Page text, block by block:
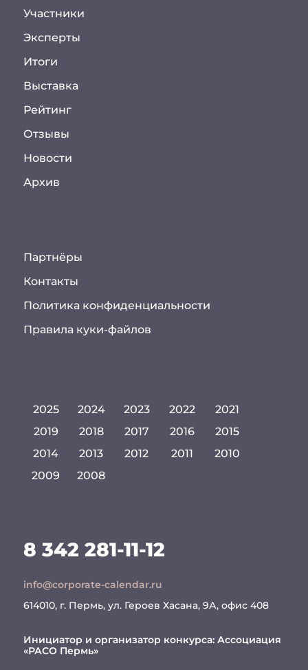
Участники
Эксперты
Итоги
Выставка
Рейтинг
Отзывы
Новости
Архив
Партнёры
Контакты
Политика конфиденциальности
Правила куки-файлов
2025 2024 2023 2022
2021
2019
2018 2017 2016
2015
2014
2013 2012 2011
2010
2009
2008
8 342 281-11-12
info@corporate-calendar.ru
614010, г. Пермь, ул. Героев Хасана, 9А, офис 408
Инициатор и организатор конкурса: Ассоциация
«РАСО Пермь»